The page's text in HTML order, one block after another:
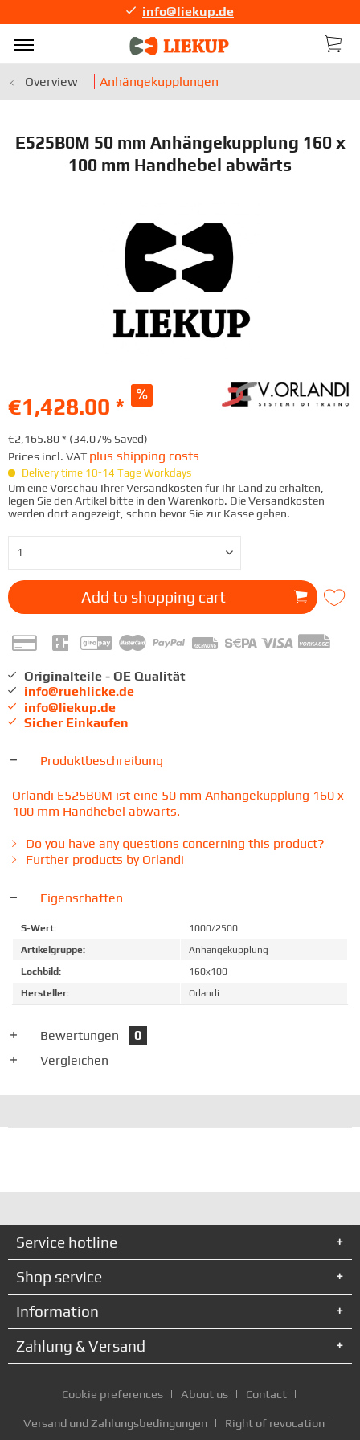
info@liekup.de
Overview Anhängekupplungen
E525B0M 50 mm Anhängekupplung 160 x
100 mm Handhebel abwärts
€1,428.00 *
€2,165.80 * (34.07% Saved)
Prices incl. VAT plus shipping costs
Delivery time 10-14 Tage Workdays
Um eine Vorschau Ihrer Versandkosten für Ihr Land zu erhalten,
legen Sie den Artikel bitte in den Warenkorb. Die Versandkosten
werden dort angezeigt, schon bevor Sie zur Kasse gehen.
Add to shopping cart
Originalteile - OE Qualität
info@ruehlicke.de
info@liekup.de
Sicher Einkaufen
Produktbeschreibung
Orlandi E525B0M ist eine 50 mm Anhängekupplung 160 x
100 mm Handhebel abwärts.
Do you have any questions concerning this product?
Further products by Orlandi
Eigenschaften
S-Wert:
1000/2500
Artikelgruppe:
Anhängekupplung
Lochbild:
160x100
Hersteller:
Orlandi
Bewertungen
0
Vergleichen
Service hotline
Shop service
Information
Zahlung & Versand
Cookie preferences About us Contact
Versand und Zahlungsbedingungen Right of revocation